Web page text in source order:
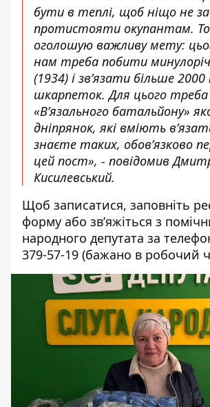
бути в теплі, щоб ніщо не
протистояти окупантам.
оголошую важливу мету:
нам треба побити
(1934) і звʼязати більше 2000
шкарпеток. Для цього
«Вʼязального батальйону»
дніпрянок, які вміють
знаєте таких, обовʼязково
цей пост», - повідомив
Кисилевський.
Щоб записатися, заповніть
форму або зв’яжіться з
народного депутата за
379-57-19 (бажано в робочий